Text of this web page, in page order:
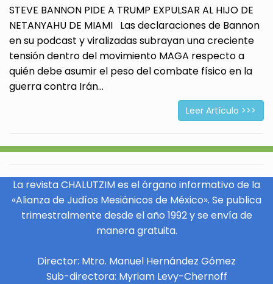
STEVE BANNON PIDE A TRUMP EXPULSAR AL HIJO DE
NETANYAHU DE MIAMI Las declaraciones de Bannon
en su podcast y viralizadas subrayan una creciente
tensión dentro del movimiento MAGA respecto a
quién debe asumir el peso del combate físico en la
guerra contra Irán...
Leer Artículo >>>
La revista CHALUTZIM es el órgano informativo de la
«Alianza de Judíos Mesiánicos de México». Se publica
trimestralmente desde el año 1992 y se envía de
manera gratuita.
Director: Mtro. Manuel Hernández Gómez
Sub-directora: Myriam Levy-Chernoff